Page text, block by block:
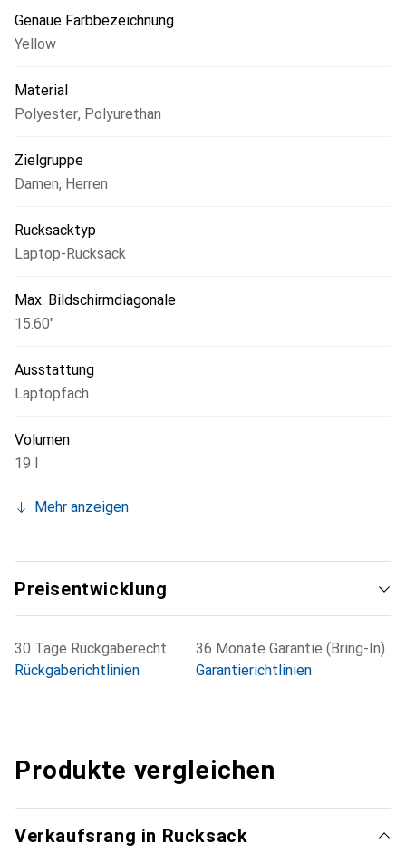
Paradiver Light vereint Funktionalität mit einem
ansprechenden Design und ist somit eine ausgezeichnete
Genaue Farbbezeichnung
Yellow
Material
Polyester, Polyurethan
Zielgruppe
Damen, Herren
Rucksacktyp
Laptop-Rucksack
Max. Bildschirmdiagonale
15.60"
Ausstattung
Laptopfach
Volumen
19 l
Mehr anzeigen
Preisentwicklung
30 Tage Rückgaberecht
Rückgaberichtlinien
36 Monate Garantie (Bring-In)
Garantierichtlinien
Produkte vergleichen
Verkaufsrang in Rucksack